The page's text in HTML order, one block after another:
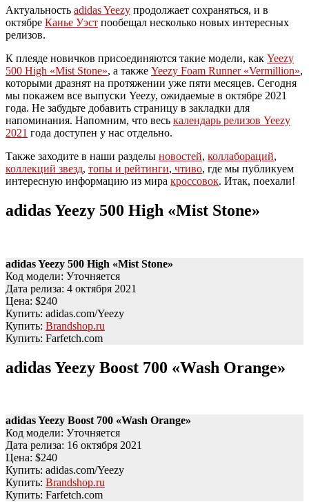
Актуальность adidas Yeezy продолжает сохраняться, и в
октябре Канье Уэст пообещал несколько новых интересных
релизов.
К плеяде новичков присоединяются такие модели, как Yeezy
500 High «Mist Stone», а также Yeezy Foam Runner «Vermillion»,
которыми дразнят на протяжении уже пяти месяцев. Сегодня
мы покажем все выпуски Yeezy, ожидаемые в октябре 2021
года. Не забудьте добавить страницу в закладки для
напоминания. Напомним, что весь календарь релизов Yeezy
2021 года доступен у нас отдельно.
Также заходите в наши разделы новостей, коллабораций,
коллекций звезд, топы и рейтинги, чтиво, где мы публикуем
интересную информацию из мира кроссовок. Итак, поехали!
adidas Yeezy 500 High «Mist Stone»
adidas Yeezy 500 High «Mist Stone»
Код модели: Уточняется
Дата релиза: 4 октября 2021
Цена: $240
Купить: adidas.com/Yeezy
Купить: Brandshop.ru
Купить: Farfetch.com
adidas Yeezy Boost 700 «Wash Orange»
adidas Yeezy Boost 700 «Wash Orange»
Код модели: Уточняется
Дата релиза: 16 октября 2021
Цена: $240
Купить: adidas.com/Yeezy
Купить: Brandshop.ru
Купить: Farfetch.com